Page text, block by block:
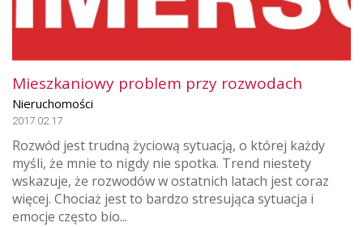
Mieszkaniowy problem przy rozwodach
Nieruchomości
2017.02.17
Rozwód jest trudną życiową sytuacją, o której każdy
myśli, że mnie to nigdy nie spotka. Trend niestety
wskazuje, że rozwodów w ostatnich latach jest coraz
więcej. Chociaż jest to bardzo stresująca sytuacja i
emocje często bio...